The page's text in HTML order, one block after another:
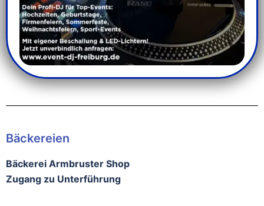
Bäckereien
Bäckerei Armbruster Shop
Zugang zu Unterführung